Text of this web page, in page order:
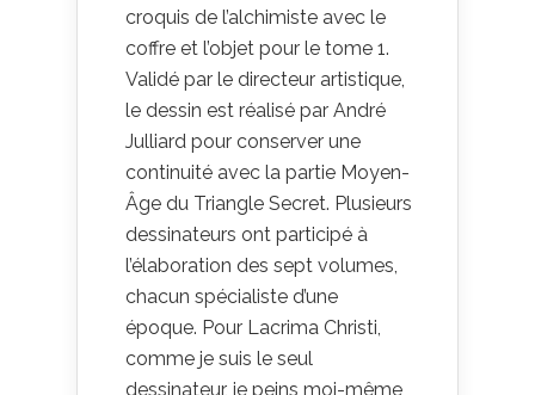
croquis de l’alchimiste avec le
coffre et l’objet pour le tome 1.
Validé par le directeur artistique,
le dessin est réalisé par André
Julliard pour conserver une
continuité avec la partie Moyen-
Âge du Triangle Secret. Plusieurs
dessinateurs ont participé à
l’élaboration des sept volumes,
chacun spécialiste d’une
époque. Pour Lacrima Christi,
comme je suis le seul
dessinateur, je peins moi-même